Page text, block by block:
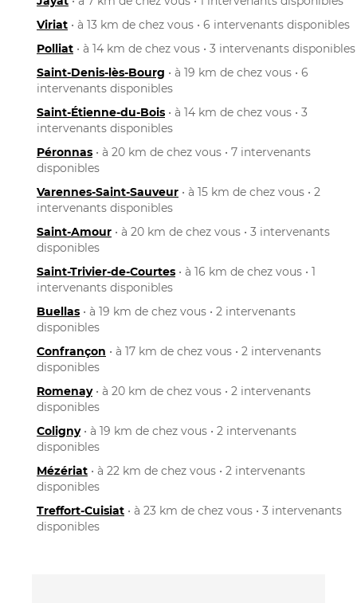
Viriat • à 13 km de chez vous • 6 intervenants disponibles
Polliat • à 14 km de chez vous • 3 intervenants disponibles
Saint-Denis-lès-Bourg • à 19 km de chez vous • 6
intervenants disponibles
Saint-Étienne-du-Bois • à 14 km de chez vous • 3
intervenants disponibles
Péronnas • à 20 km de chez vous • 7 intervenants
disponibles
Varennes-Saint-Sauveur • à 15 km de chez vous • 2
intervenants disponibles
Saint-Amour • à 20 km de chez vous • 3 intervenants
disponibles
Saint-Trivier-de-Courtes • à 16 km de chez vous • 1
intervenants disponibles
Buellas • à 19 km de chez vous • 2 intervenants
disponibles
Confrançon • à 17 km de chez vous • 2 intervenants
disponibles
Romenay• à 20 km de chez vous • 2 intervenants
disponibles
Coligny• à 19 km de chez vous • 2 intervenants
disponibles
Mézériat • à 22 km de chez vous • 2 intervenants
disponibles
Treffort-Cuisiat • à 23 km de chez vous • 3 intervenants
disponibles